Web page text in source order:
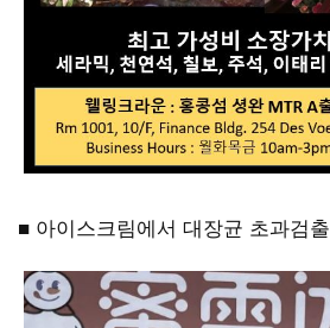
■ 아이스크림에서 대장균 초과검출